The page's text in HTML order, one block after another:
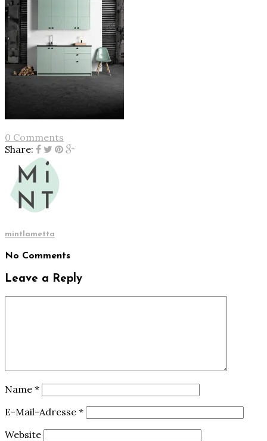
0 Comments
Share:
mintlametta
No Comments
Leave a Reply
Name *
E-Mail-Adresse *
Website